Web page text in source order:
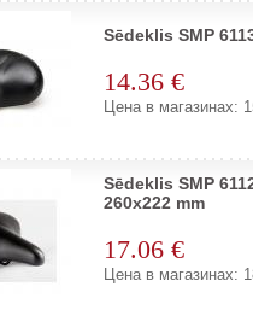
Sēdeklis SMP
14.36 €
Цена в магазинах:
Sēdeklis SMP
260x222 mm
17.06 €
Цена в магазинах: